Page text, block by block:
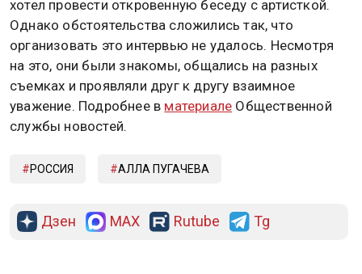
хотел провести откровенную беседу с артисткой.
Однако обстоятельства сложились так, что
организовать это интервью не удалось. Несмотря
на это, они были знакомы, общались на разных
съемках и проявляли друг к другу взаимное
уважение. Подробнее в материале Общественной
службы новостей.
РОССИЯ АЛЛА ПУГАЧЕВА
Дзен MAX Rutube Tg